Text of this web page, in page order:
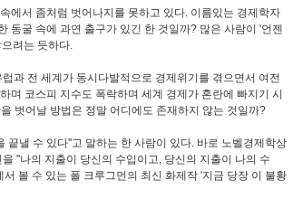
에서 좀처럼 벗어나지를 못하고 있다. 이름있는 경제학자
동굴 속에 과연 출구가 있긴 한 것일까? 많은 사람이 '언젠
려는 듯하다.
과 전 세계가 동시다발적으로 경제위기를 겪으면서 여전
며 코스피 지수도 폭락하며 세계 경제가 혼란에 빠지기 시
벗어날 방법은 정말 어디에도 존재하지 않는 것일까?
끝낼 수 있다"고 말하는 한 사람이 있다. 바로 노벨경제학상
"나의 지출이 당신의 수입이고, 당신의 지출이 나의 수
볼 수 있는 폴 크루그먼의 최신 화제작 '지금 당장 이 불황